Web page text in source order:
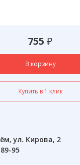
755 ₽
В корзину
Купить в 1 клик
ул. Кирова, 2
95